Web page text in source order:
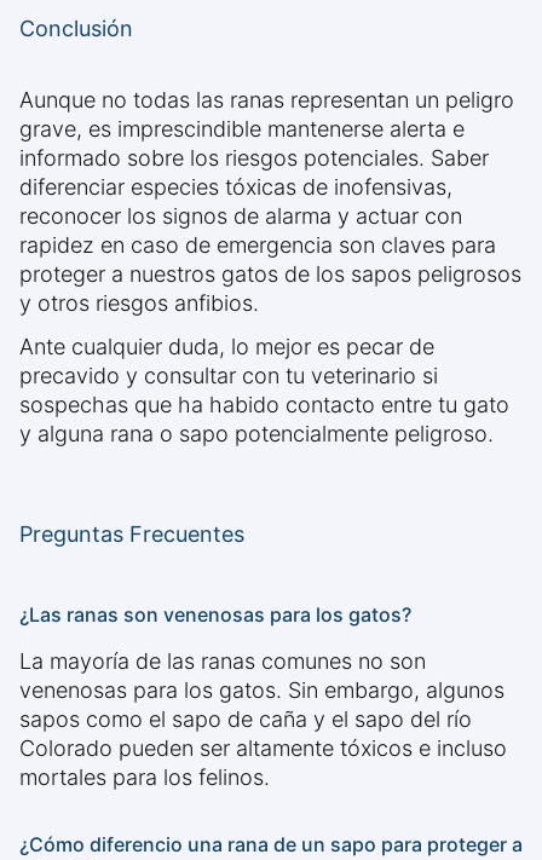
Conclusión
Aunque no todas las ranas representan un peligro
grave, es imprescindible mantenerse alerta e
informado sobre los riesgos potenciales. Saber
diferenciar especies tóxicas de inofensivas,
reconocer los signos de alarma y actuar con
rapidez en caso de emergencia son claves para
proteger a nuestros gatos de los sapos peligrosos
y otros riesgos anfibios.
Ante cualquier duda, lo mejor es pecar de
precavido y consultar con tu veterinario si
sospechas que ha habido contacto entre tu gato
y alguna rana o sapo potencialmente peligroso.
Preguntas Frecuentes
¿Las ranas son venenosas para los gatos?
La mayoría de las ranas comunes no son
venenosas para los gatos. Sin embargo, algunos
sapos como el sapo de caña y el sapo del río
Colorado pueden ser altamente tóxicos e incluso
mortales para los felinos.
¿Cómo diferencio una rana de un sapo para proteger a